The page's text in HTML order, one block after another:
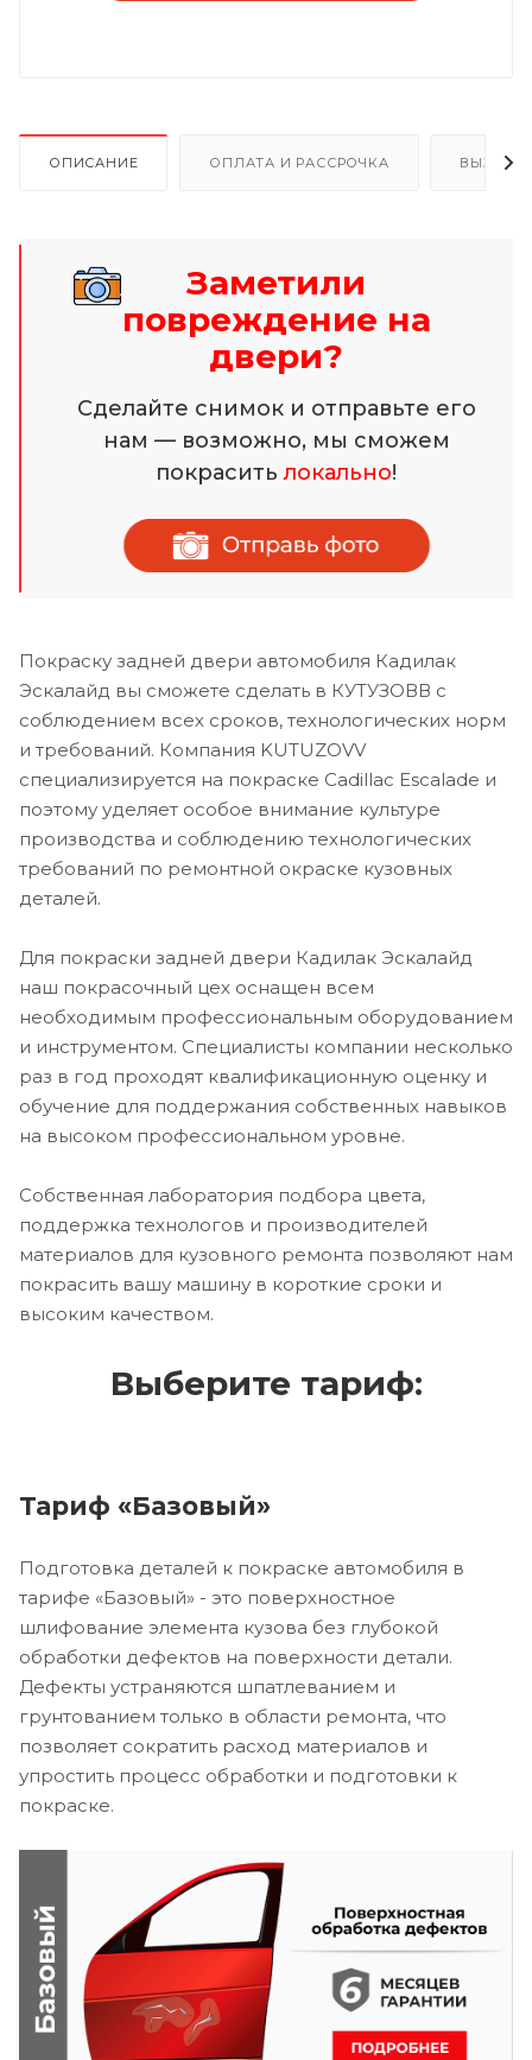
ОПИСАНИЕ ОПЛАТА И РАССРОЧКА ВЫЗОВ
Заметили
повреждение на
двери?
Сделайте снимок и отправьте его
нам — возможно, мы сможем
покраситьлокально!
Покраску задней двери автомобиля Кадилак
Эскалайд вы сможете сделать в КУТУЗОВВ с
соблюдением всех сроков, технологических норм
и требований. Компания KUTUZOVV
специализируется на покраске Cadillac Escalade и
поэтому уделяет особое внимание культуре
производства и соблюдению технологических
требований по ремонтной окраске кузовных
деталей.
Для покраски задней двери Кадилак Эскалайд
наш покрасочный цех оснащен всем
необходимым профессиональным оборудованием
и инструментом. Специалисты компании несколько
раз в год проходят квалификационную оценку и
обучение для поддержания собственных навыков
на высоком профессиональном уровне.
Собственная лаборатория подбора цвета,
поддержка технологов и производителей
материалов для кузовного ремонта позволяют нам
покрасить вашу машину в короткие сроки и
высоким качеством.
Выберите тариф:
Тариф «Базовый»
Подготовка деталей к покраске автомобиля в
тарифе «Базовый» - это поверхностное
шлифование элемента кузова без глубокой
обработки дефектов на поверхности детали.
Дефекты устраняются шпатлеванием и
грунтованием только в области ремонта, что
позволяет сократить расход материалов и
упростить процесс обработки и подготовки к
покраске.